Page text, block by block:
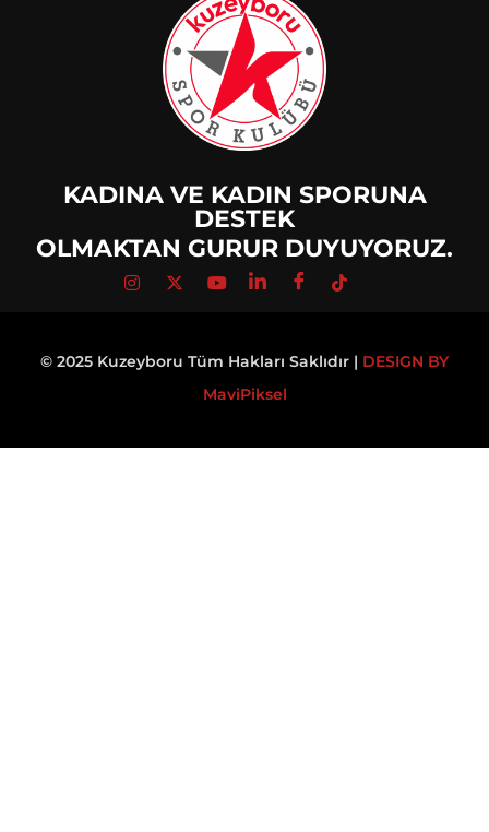
KADINA VE KADIN SPORUNA
DESTEK
OLMAKTAN GURUR DUYUYORUZ.
© 2025 Kuzeyboru Tüm Hakları Saklıdır | DESIGN BY
MaviPiksel